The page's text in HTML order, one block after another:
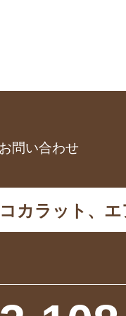
問い合わせ
カラット、